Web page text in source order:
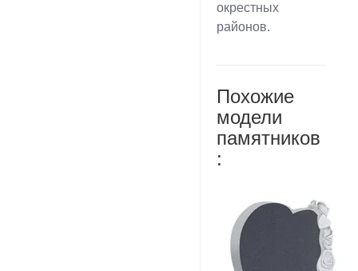
окрестных
районов.
Похожие
модели
памятников
: